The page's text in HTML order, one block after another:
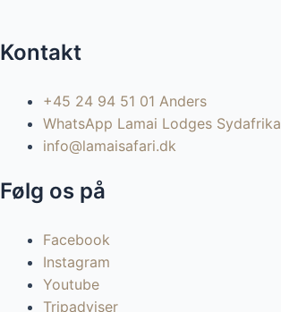
Kontakt
+45 24 94 51 01 Anders
WhatsApp Lamai Lodges Sydafrika
info@lamaisafari.dk
Følg os på
Facebook
Instagram
Youtube
Tripadviser